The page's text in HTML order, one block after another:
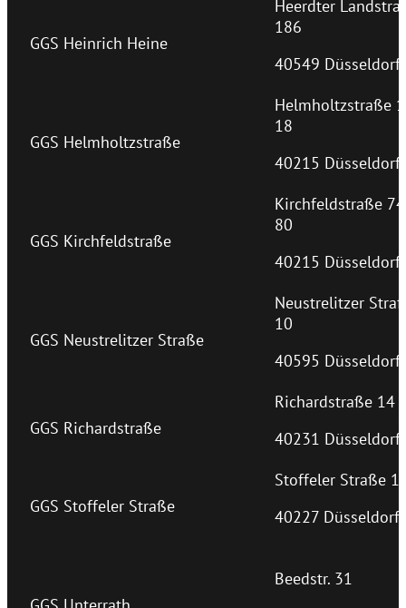
GGS Heinrich Heine
Heerdter
186
40549 Düsseldorf
GGS Helmholtzstraße
Helmholtzstraße
18
40215 Düsseldorf
GGS Kirchfeldstraße
Kirchfeldstraße
80
40215 Düsseldorf
GGS Neustrelitzer Straße
Neustrelitzer
10
40595 Düsseldorf
GGS Richardstraße
Richardstraße 14
40231 Düsseldorf
GGS Stoffeler Straße
Stoffeler Straße
40227 Düsseldorf
Beedstr. 31